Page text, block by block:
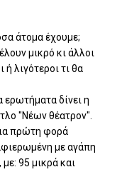
άτομα έχουμε;
μικρό κι άλλοι
ή λιγότεροι τι θα
δίνει η
"Νέων θέατρον".
πρώτη φορά
με αγάπη
95 μικρά και